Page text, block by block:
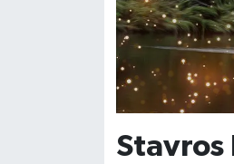
Stavros